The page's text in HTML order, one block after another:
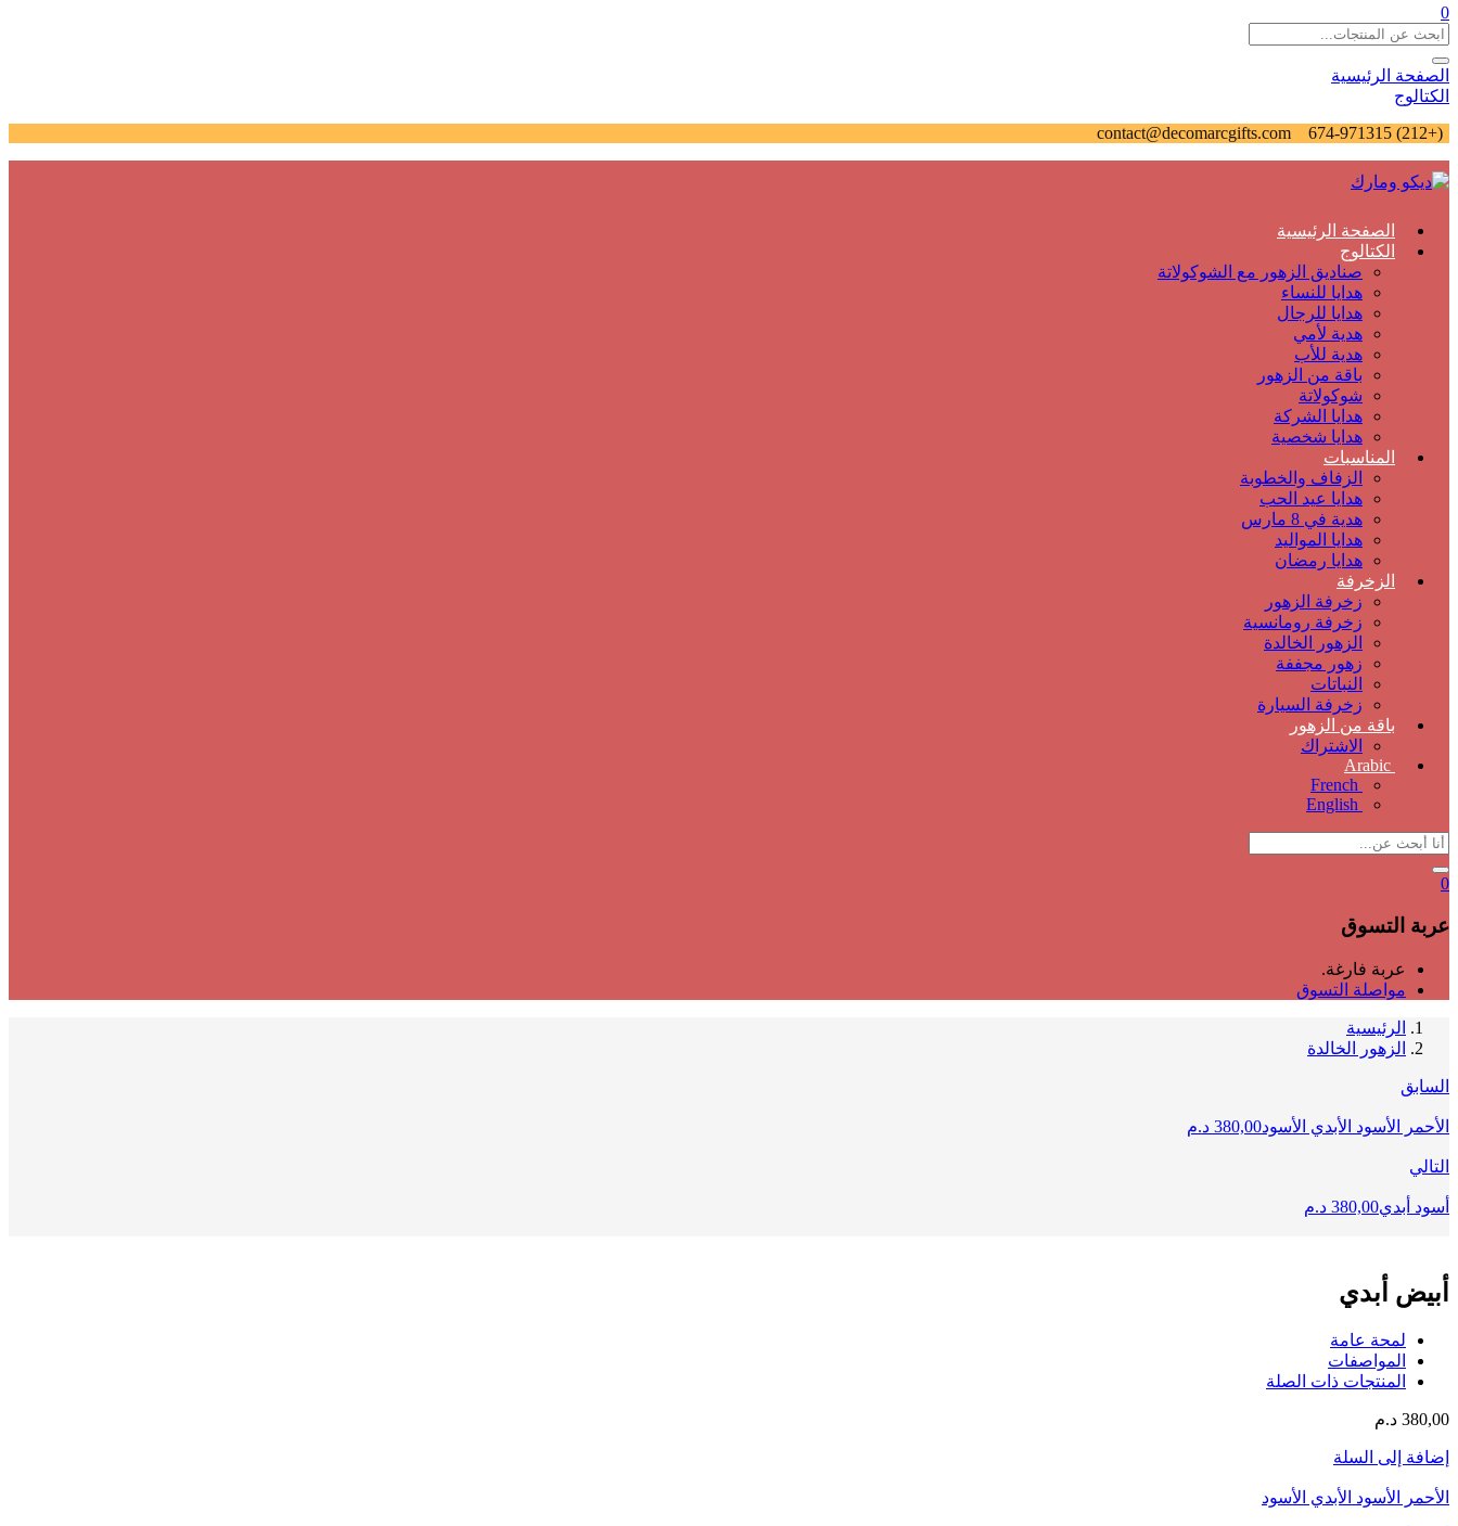
0
الصفحة الرئيسية
الكتالوج
(+212) 674-971315
contact@decomarcgifts.com
الصفحة الرئيسية
الكتالوج
صناديق الزهور مع الشوكولاتة
هدايا للنساء
هدايا للرجال
هدية لأمي
هدية للأب
باقة من الزهور
شوكولاتة
هدايا الشركة
هدايا شخصية
المناسبات
الزفاف والخطوبة
هدايا عيد الحب
هدية في 8 مارس
هدايا المواليد
هدايا رمضان
الزخرفة
زخرفة الزهور
زخرفة رومانسية
الزهور الخالدة
زهور مجففة
النباتات
زخرفة السيارة
باقة من الزهور
الاشتراك
Arabic
French
English
0
عربة التسوق
عربة فارغة.
مواصلة التسوق
الرئيسية
الزهور الخالدة
السابق
الأحمر الأسود الأبدي الأسود380,00 د.م
التالي
أسود أبدي380,00 د.م
أبيض أبدي
لمحة عامة
المواصفات
المنتجات ذات الصلة
380,00 د.م
إضافة إلى السلة
الأحمر الأسود الأبدي الأسود